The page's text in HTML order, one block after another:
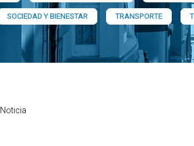
SOCIEDAD Y BIENESTAR
TRANSPORTE
Noticia